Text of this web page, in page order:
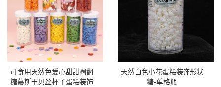
可食用天然色爱心甜甜圈翻
糖慕斯干贝丝杯子蛋糕装饰
天然白色小花蛋糕装饰形状
糖-单格瓶